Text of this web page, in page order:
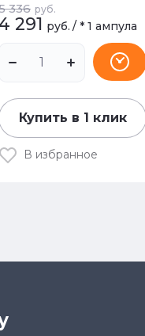
336 руб.
291 руб. / * 1 ампула
Купить в 1 клик
В избранное